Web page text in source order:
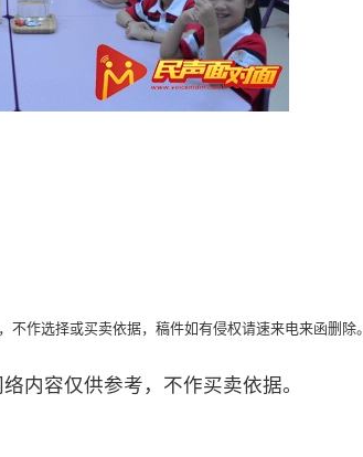
作选择或买卖依据，稿件如有侵权请速来电来函删除。
内容仅供参考，不作买卖依据。